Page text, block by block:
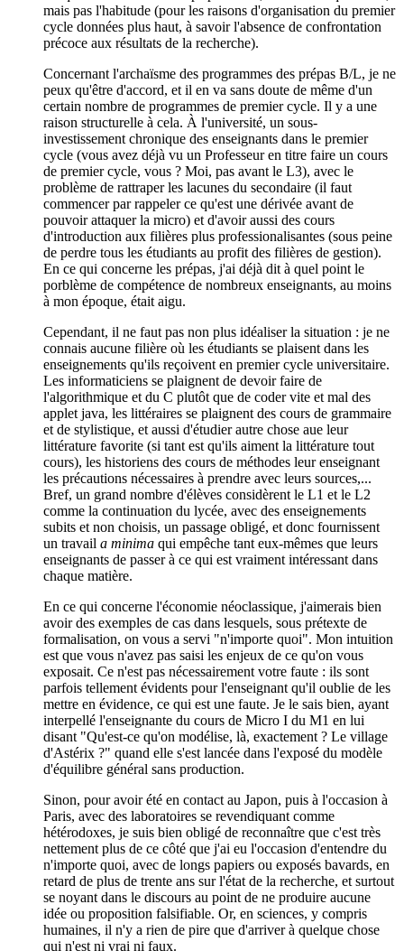
mais pas l'habitude (pour les raisons d'organisation du premier
cycle données plus haut, à savoir l'absence de confrontation
précoce aux résultats de la recherche).
Concernant l'archaïsme des programmes des prépas B/L, je ne
peux qu'être d'accord, et il en va sans doute de même d'un
certain nombre de programmes de premier cycle. Il y a une
raison structurelle à cela. À l'université, un sous-
investissement chronique des enseignants dans le premier
cycle (vous avez déjà vu un Professeur en titre faire un cours
de premier cycle, vous ? Moi, pas avant le L3), avec le
problème de rattraper les lacunes du secondaire (il faut
commencer par rappeler ce qu'est une dérivée avant de
pouvoir attaquer la micro) et d'avoir aussi des cours
d'introduction aux filières plus professionalisantes (sous peine
de perdre tous les étudiants au profit des filières de gestion).
En ce qui concerne les prépas, j'ai déjà dit à quel point le
porblème de compétence de nombreux enseignants, au moins
à mon époque, était aigu.
Cependant, il ne faut pas non plus idéaliser la situation : je ne
connais aucune filière où les étudiants se plaisent dans les
enseignements qu'ils reçoivent en premier cycle universitaire.
Les informaticiens se plaignent de devoir faire de
l'algorithmique et du C plutôt que de coder vite et mal des
applet java, les littéraires se plaignent des cours de grammaire
et de stylistique, et aussi d'étudier autre chose aue leur
littérature favorite (si tant est qu'ils aiment la littérature tout
cours), les historiens des cours de méthodes leur enseignant
les précautions nécessaires à prendre avec leurs sources,...
Bref, un grand nombre d'élèves considèrent le L1 et le L2
comme la continuation du lycée, avec des enseignements
subits et non choisis, un passage obligé, et donc fournissent
un travail a minima qui empêche tant eux-mêmes que leurs
enseignants de passer à ce qui est vraiment intéressant dans
chaque matière.
En ce qui concerne l'économie néoclassique, j'aimerais bien
avoir des exemples de cas dans lesquels, sous prétexte de
formalisation, on vous a servi "n'importe quoi". Mon intuition
est que vous n'avez pas saisi les enjeux de ce qu'on vous
exposait. Ce n'est pas nécessairement votre faute : ils sont
parfois tellement évidents pour l'enseignant qu'il oublie de les
mettre en évidence, ce qui est une faute. Je le sais bien, ayant
interpellé l'enseignante du cours de Micro I du M1 en lui
disant "Qu'est-ce qu'on modélise, là, exactement ? Le village
d'Astérix ?" quand elle s'est lancée dans l'exposé du modèle
d'équilibre général sans production.
Sinon, pour avoir été en contact au Japon, puis à l'occasion à
Paris, avec des laboratoires se revendiquant comme
hétérodoxes, je suis bien obligé de reconnaître que c'est très
nettement plus de ce côté que j'ai eu l'occasion d'entendre du
n'importe quoi, avec de longs papiers ou exposés bavards, en
retard de plus de trente ans sur l'état de la recherche, et surtout
se noyant dans le discours au point de ne produire aucune
idée ou proposition falsifiable. Or, en sciences, y compris
humaines, il n'y a rien de pire que d'arriver à quelque chose
qui n'est ni vrai ni faux.